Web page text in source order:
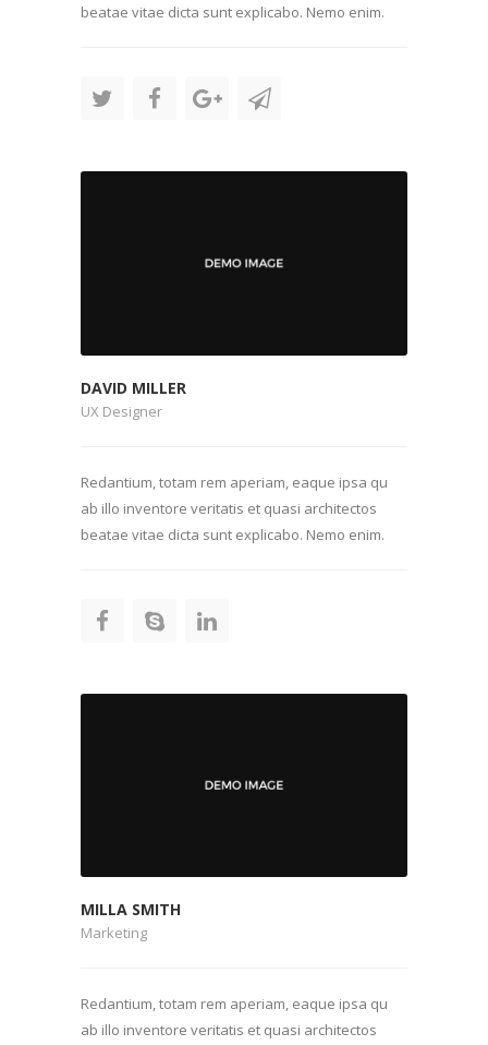
beatae vitae dicta sunt explicabo. Nemo enim.
DAVID MILLER
UX Designer
Redantium, totam rem aperiam, eaque ipsa qu
ab illo inventore veritatis et quasi architectos
beatae vitae dicta sunt explicabo. Nemo enim.
MILLA SMITH
Marketing
Redantium, totam rem aperiam, eaque ipsa qu
ab illo inventore veritatis et quasi architectos